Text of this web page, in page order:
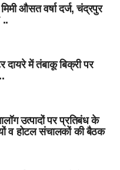
औसत वर्षा दर्ज, चंद्रपुर
..
दायरे में तंबाकू बिक्री पर
उत्पादों पर प्रतिबंध के
व होटल संचालकों की बैठक